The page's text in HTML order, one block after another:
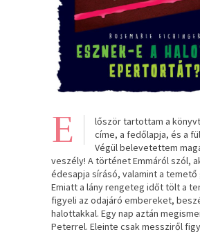
E
lőször tartottam a
címe, a fedőlapja, és a
Végül belevetettem
veszély! A történet Emmáról szól,
édesapja sírásó, valamint a temető
Emiatt a lány rengeteg időt tölt a
figyeli az odajáró embereket,
halottakkal. Egy nap aztán
Peterrel. Eleinte csak messziről